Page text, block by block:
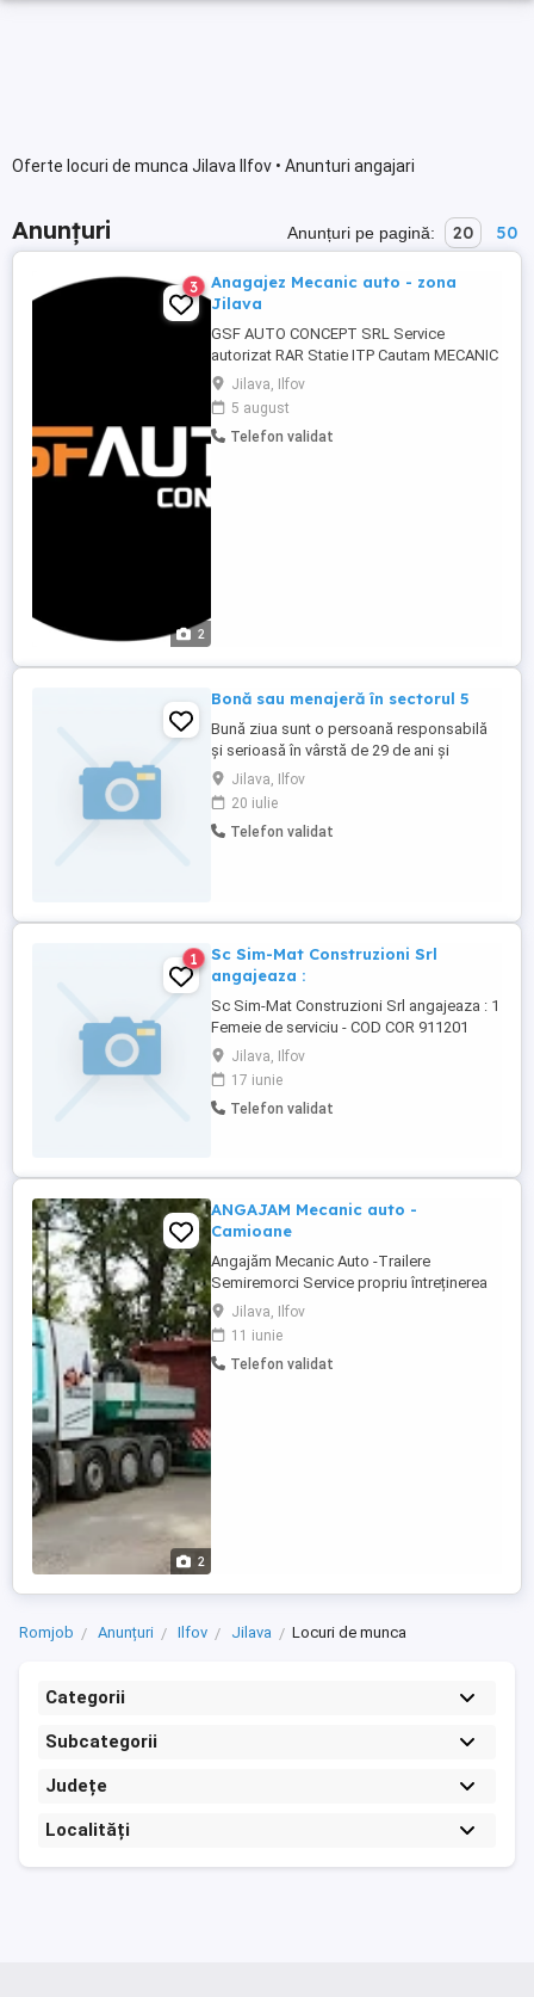
Oferte locuri de munca Jilava Ilfov • Anunturi angajari
Anunțuri Anunțuri pe pagină: 20 50
2
3
Anagajez Mecanic auto - zona
Jilava
GSF AUTO CONCEPT SRL Service
autorizat RAR Statie ITP Cautam MECANIC
AUTO cu experienta (minim 1 an) Nu
excludem posibilitatea angajarii unei
persoane fara experienta, in anumite
conditii Program de lucru luni-vineri 8.30-
Jilava, Ilfov
5 august
Telefon validat
Bonă sau menajeră în sectorul 5
Bună ziua sunt o persoană responsabilă
și serioasă în vârstă de 29 de ani și
locuiesc în sectorul 5 îmi ofer serviciile
pentru îngrijirea copiilor și a persoanelor
în vârstă sau pentru menaj și curățenie În
București sunt serioasă punctuală și gata
Jilava, Ilfov
20 iulie
Telefon validat
1
Sc Sim-Mat Construzioni Srl
angajeaza :
Sc Sim-Mat Construzioni Srl angajeaza : 1
Femeie de serviciu - COD COR 911201
Conditii bune de munca
Jilava, Ilfov
17 iunie
Telefon validat
2
ANGAJAM Mecanic auto -
Camioane
Angajăm Mecanic Auto -Trailere
Semiremorci Service propriu întreținerea
și reparația trailere și semiremorci își
mărește echipa și angajează Mecanic
Auto. Cerințe postului: Experiență în
domeniu reparații si intretinere in domeniul
Jilava, Ilfov
11 iunie
Telefon validat
Romjob Anunțuri Ilfov Jilava Locuri de munca
Categorii
Subcategorii
Județe
Localități